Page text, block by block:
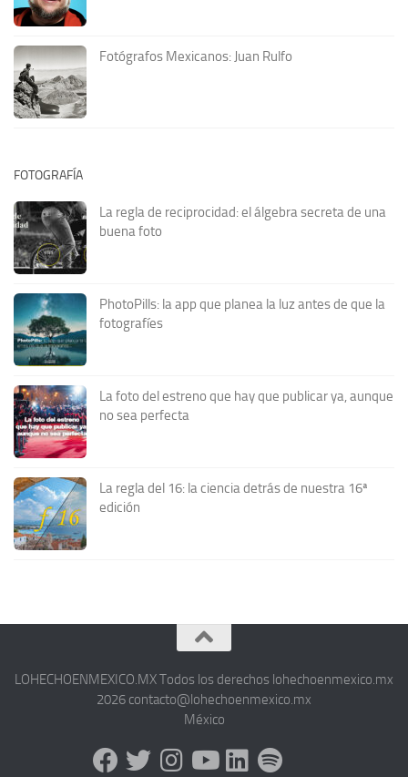
Fotógrafos Mexicanos: Juan Rulfo
FOTOGRAFÍA
La regla de reciprocidad: el álgebra secreta de una
buena foto
PhotoPills: la app que planea la luz antes de que la
fotografíes
La foto del estreno que hay que publicar ya, aunque
no sea perfecta
La regla del 16: la ciencia detrás de nuestra 16ª
edición
LOHECHOENMEXICO.MX Todos los derechos lohechoenmexico.mx
2026 contacto@lohechoenmexico.mx
México